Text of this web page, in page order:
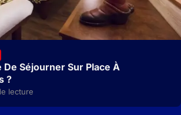
Séjourner Sur Place À
?
lecture